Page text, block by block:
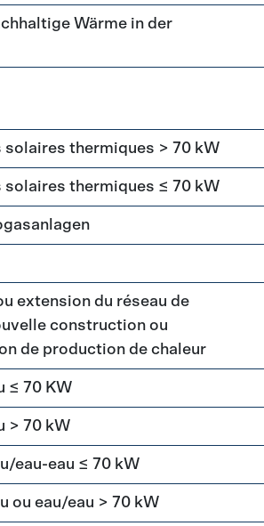
Wärme in der
solaires thermiques > 70 kW
solaires thermiques ≤ 70 kW
extension du réseau de
construction ou
de production de chaleur
≤ 70 KW
> 70 kW
eau-eau ≤ 70 kW
ou eau/eau > 70 kW